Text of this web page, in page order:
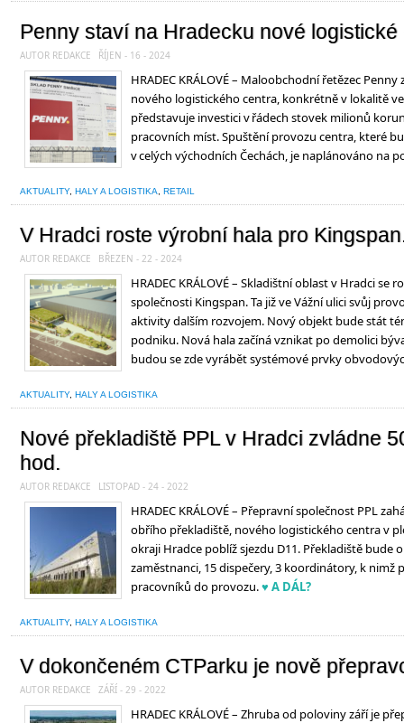
Penny staví na Hradecku nové logistické
AUTOR REDAKCE ŘÍJEN - 16 - 2024
HRADEC KRÁLOVÉ – Maloobchodní řetězec
nového logistického centra, konkrétně v lokalitě
představuje investici v řádech stovek milionů
pracovních míst. Spuštění provozu centra, které
v celých východních Čechách, je naplánováno na
AKTUALITY, HALY A LOGISTIKA RETAIL
V Hradci roste výrobní hala pro
AUTOR REDAKCE BŘEZEN - 22 - 2024
HRADEC KRÁLOVÉ – Skladištní oblast v Hradci
společnosti Kingspan. Ta již ve Vážní ulici svůj
aktivity dalším rozvojem. Nový objekt bude stát
podniku. Nová hala začíná vznikat po demolici
budou se zde vyrábět systémové prvky
AKTUALITY, HALY A LOGISTIKA
Nové překladiště PPL v Hradci zvládne
hod.
AUTOR REDAKCE LISTOPAD - 24 - 2022
HRADEC KRÁLOVÉ – Přepravní společnost PPL
obřího překladiště, nového logistického centra v
okraji Hradce poblíž sjezdu D11. Překladiště bude
zaměstnanci, 15 dispečery, 3 koordinátory, k nimž
pracovníků do provozu.♥ A DÁL?
AKTUALITY, HALY A LOGISTIKA
V dokončeném CTParku je nově
AUTOR REDAKCE ZÁŘÍ - 29 - 2022
HRADEC KRÁLOVÉ – Zhruba od poloviny září je